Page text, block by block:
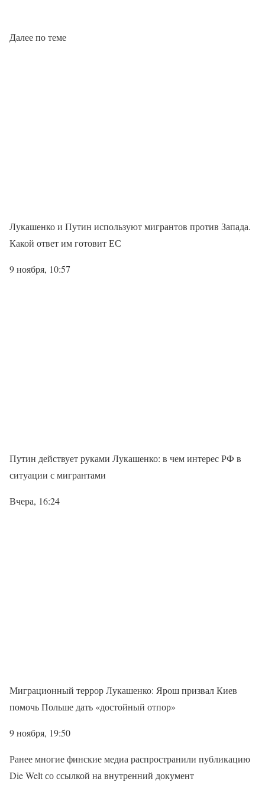
Далее по теме
Лукашенко и Путин используют мигрантов против Запада.
Какой ответ им готовит ЕС
9 ноября, 10:57
Путин действует руками Лукашенко: в чем интерес РФ в
ситуации с мигрантами
Вчера, 16:24
Миграционный террор Лукашенко: Ярош призвал Киев
помочь Польше дать «достойный отпор»
9 ноября, 19:50
Ранее многие финские медиа распространили публикацию
Die Welt со ссылкой на внутренний документ